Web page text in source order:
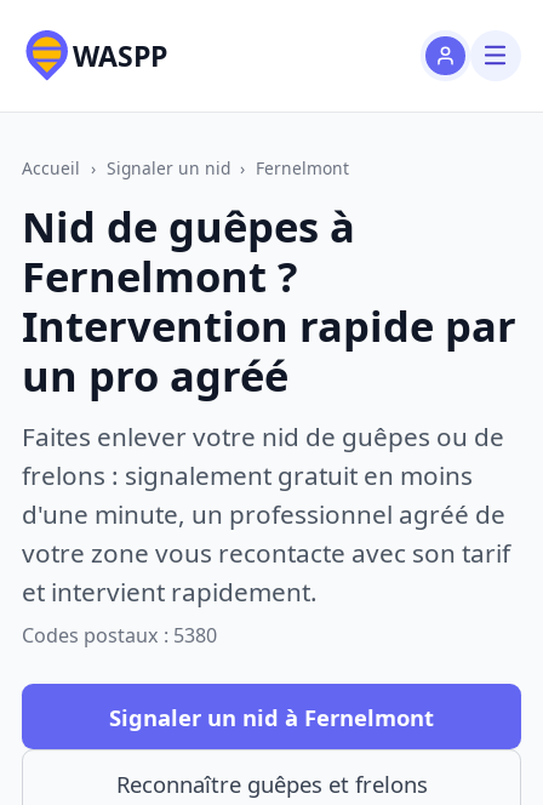
WASPP
Accueil › Signaler un nid › Fernelmont
Nid de guêpes à
Fernelmont ?
Intervention rapide par
un pro agréé
Faites enlever votre nid de guêpes ou de
frelons : signalement gratuit en moins
d'une minute, un professionnel agréé de
votre zone vous recontacte avec son tarif
et intervient rapidement.
Codes postaux : 5380
Signaler un nid à Fernelmont
Reconnaître guêpes et frelons